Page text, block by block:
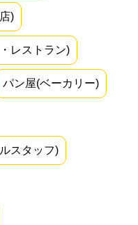
)
レストラン)
パン屋(ベーカリー)
スタッフ)